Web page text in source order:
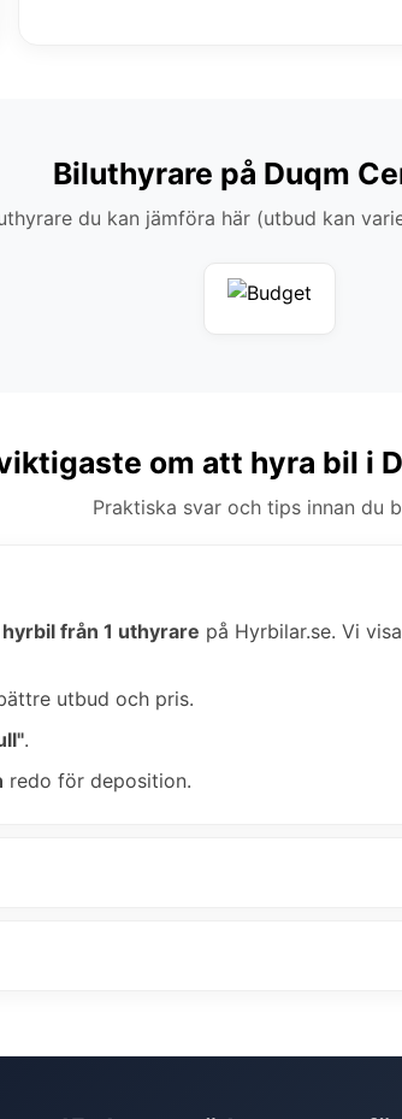
Biluthyrare på Duqm
du kan jämföra här (utbud kan
om att hyra bil i
Praktiska svar och tips innan du
från 1 uthyrare på Hyrbilar.se. Vi
utbud och pris.
.
redo för deposition.